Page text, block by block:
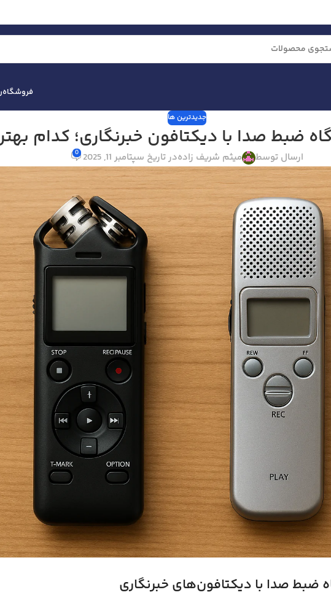
فروشگاه
جدیدترین ها
ضبط صدا با دیکتافون خبرنگاری؛ کدام
ارسال توسط میثم شریف زادهدر تاریخ سپتامبر 11, 2025 0
ضبط صدا با دیکتافون‌های خبرنگاری